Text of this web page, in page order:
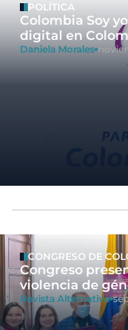
POLÍTICA
Colombia Soy
digital en
Daniela Morales
CONGRESO DE
Congreso
violencia de
Revista Alternativa